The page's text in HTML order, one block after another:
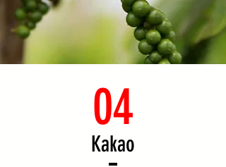
Kakao
04